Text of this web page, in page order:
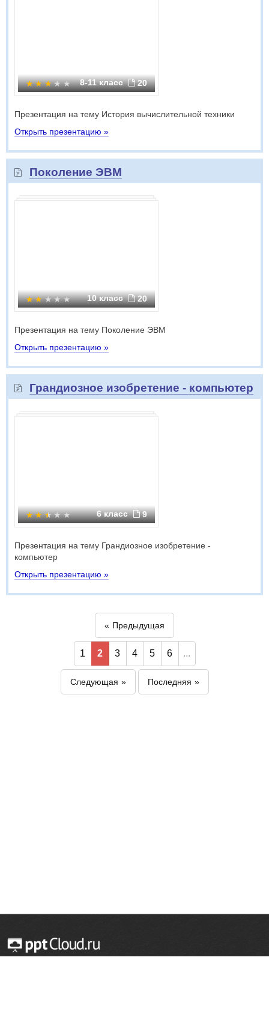
8-11 класс 20
Презентация на тему История вычислительной техники
Открыть презентацию »
Поколение ЭВМ
10 класс 20
Презентация на тему Поколение ЭВМ
Открыть презентацию »
Грандиозное изобретение - компьютер
6 класс 9
Презентация на тему Грандиозное изобретение -
компьютер
Открыть презентацию »
Предыдущая
1 2 3 4 5 6 ...
Следующая Последняя